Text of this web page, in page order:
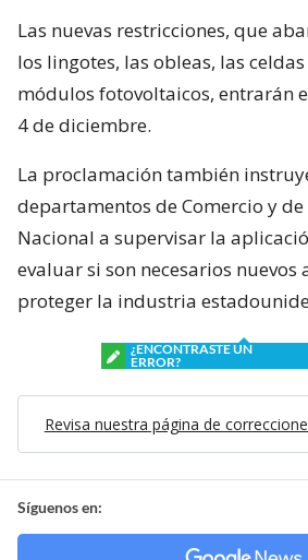
Las nuevas restricciones, que
los lingotes, las obleas, las
módulos fotovoltaicos, entrarán
4 de diciembre.
La proclamación también
departamentos de Comercio y
Nacional a supervisar la
evaluar si son necesarios nuevos
proteger la industria
¿ENCONTRASTE UN
ERROR?
Revisa nuestra página de
Síguenos en: